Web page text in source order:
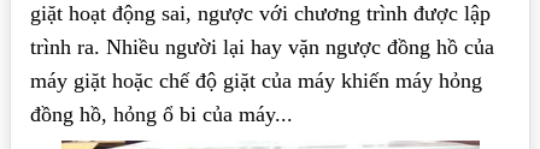
giặt hoạt động sai, ngược với chương trình được lập
trình ra. Nhiều người lại hay vặn ngược đồng hồ của
máy giặt hoặc chế độ giặt của máy khiến máy hỏng
đồng hồ, hỏng ổ bi của máy...